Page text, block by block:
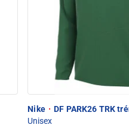
Nike · DF PARK26 TRK
Unisex